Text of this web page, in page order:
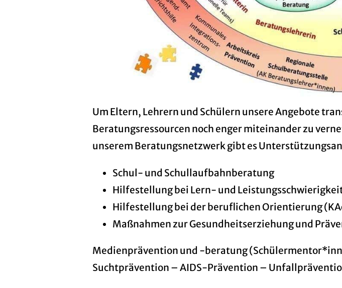
Um Eltern, Lehrern und Schülern unsere Angebote
Beratungsressourcen noch enger miteinander zu
unserem Beratungsnetzwerk gibt es
Schul- und Schullaufbahnberatung
Hilfestellung bei Lern- und
Hilfestellung bei der beruflichen Orientierung
Maßnahmen zur Gesundheitserziehung und
Medienprävention und -beratung
Suchtprävention – AIDS-Prävention –